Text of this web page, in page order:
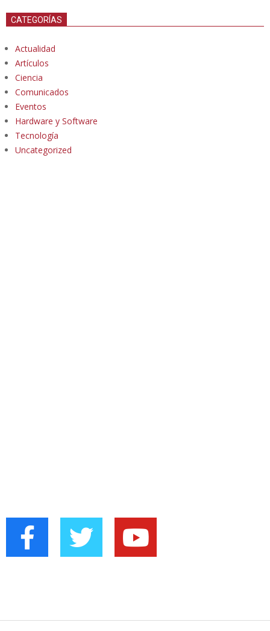
CATEGORÍAS
Actualidad
Artículos
Ciencia
Comunicados
Eventos
Hardware y Software
Tecnología
Uncategorized